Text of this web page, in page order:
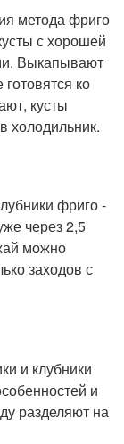
метода фриго
с хорошей
Выкапывают
ко
кусты
холодильник.
фриго -
через 2,5
можно
заходов с
и клубники
и
разделяют на